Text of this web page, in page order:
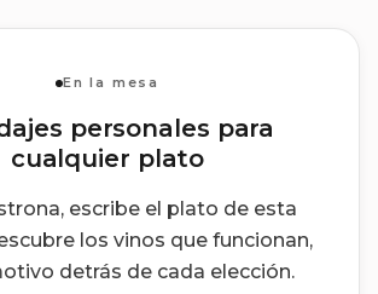
En la mesa
personales para
cualquier plato
escribe el plato de esta
los vinos que funcionan,
detrás de cada elección.